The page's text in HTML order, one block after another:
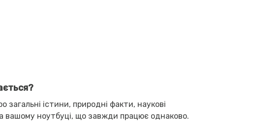
істини, природні факти, наукові
вашому ноутбуці, що завжди працює однаково.